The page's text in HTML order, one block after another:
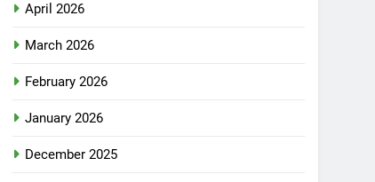
April 2026
March 2026
February 2026
January 2026
December 2025